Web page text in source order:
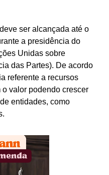
ser alcançada até o
a presidência do
Unidas sobre
das Partes). De acordo
referente a recursos
valor podendo crescer
entidades, como